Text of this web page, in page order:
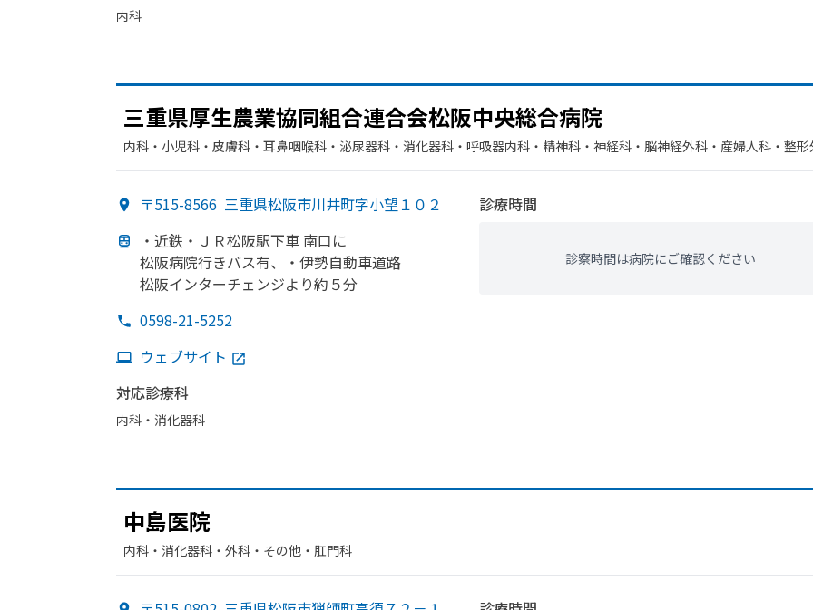
内科
三重県厚生農業協同組合連合会松阪中央総合病院
内科・​小児科・​皮膚科・​耳鼻咽喉科・​泌尿器科・​消化器科・​呼吸器内科・​精神科・神経科・​脳神経外科・​産婦人科・​整形
〒515-8566 三重県松阪市川井町字小望１０２
・近鉄・ＪＲ松阪駅下車 南口に
松阪病院行きバス有、
・伊勢自動車道路
松阪インターチェンジより約５分
0598-21-5252
ウェブサイト
対応診療科
内科・​消化器科
診療時間
診察時間は病院にご確認ください
中島医院
内科・​消化器科・​外科・​その他・​肛門科